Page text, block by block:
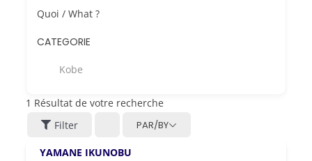
Quoi / What ?
CATEGORIE
Kobe
1 Résultat de votre recherche
Filter
PAR/BY
YAMANE IKUNOBU